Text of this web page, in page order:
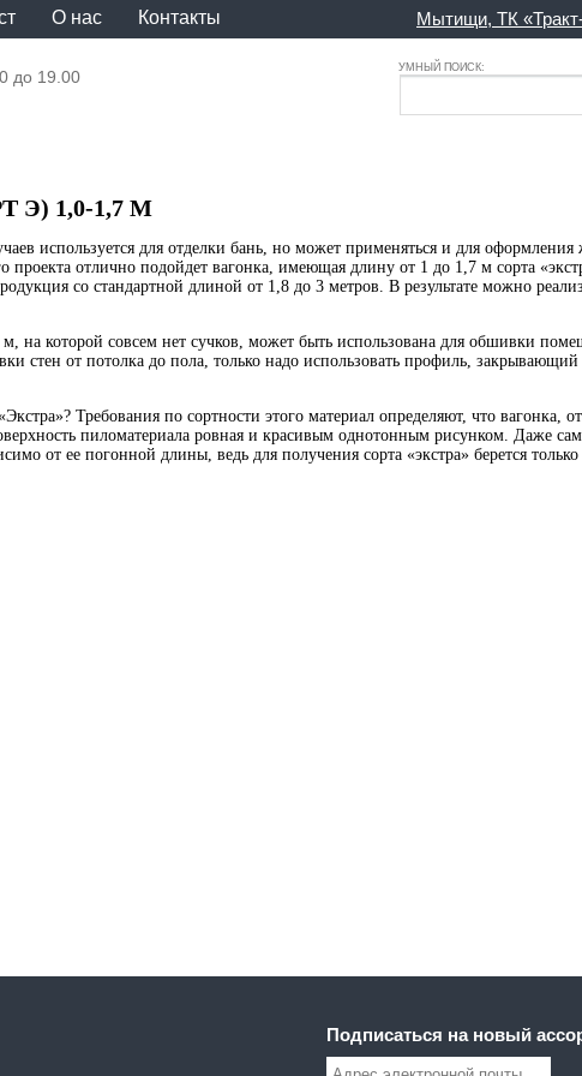
О нас Контакты Мытищи, ТК
до 19.00 УМНЫЙ ПОИСК:
1,0-1,7 М
используется для отделки бань, но может применяться и для
проекта отлично подойдет вагонка, имеющая длину от 1 до 1,7 м сорта
со стандартной длиной от 1,8 до 3 метров. В результате можно
на которой совсем нет сучков, может быть использована для обшивки
стен от потолка до пола, только надо использовать профиль, закрывающий
Требования по сортности этого материал определяют, что вагонка,
пиломатериала ровная и красивым однотонным рисунком. Даже
от ее погонной длины, ведь для получения сорта «экстра» берется
Подписаться на новый